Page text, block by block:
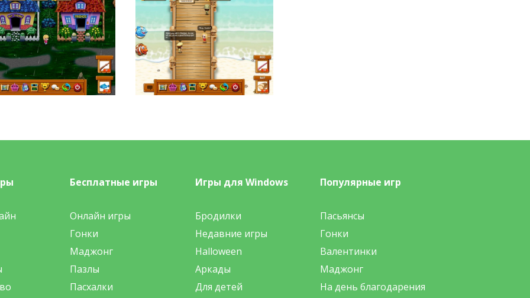
Бесплатные игры
Онлайн игры
Гонки
Маджонг
Пазлы
Пасхалки
Игры для Windows
Бродилки
Недавние игры
Halloween
Аркады
Для детей
Популярные игр
Пасьянсы
Гонки
Валентинки
Маджонг
На день благодарения